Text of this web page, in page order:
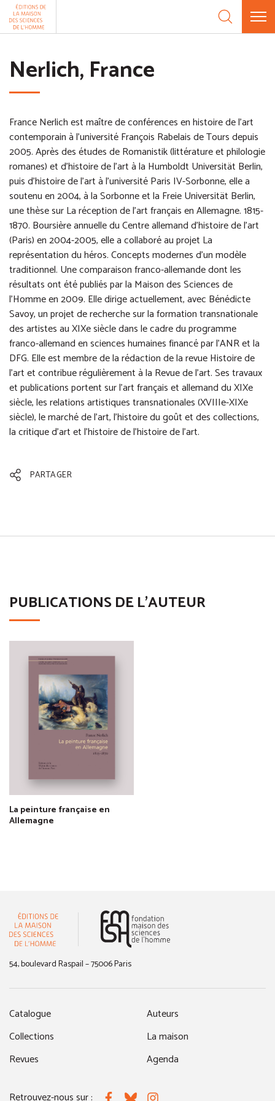
Aller au contenu
Nerlich, France
France Nerlich est maître de conférences en histoire de l'art
contemporain à l'université François Rabelais de Tours depuis
2005. Après des études de Romanistik (littérature et philologie
romanes) et d'histoire de l'art à la Humboldt Universität Berlin,
puis d'histoire de l’art à l’université Paris IV-Sorbonne, elle a
soutenu en 2004, à la Sorbonne et la Freie Universität Berlin,
une thèse sur La réception de l’art français en Allemagne. 1815-
1870. Boursière annuelle du Centre allemand d’histoire de l’art
(Paris) en 2004-2005, elle a collaboré au projet La
représentation du héros. Concepts modernes d’un modèle
traditionnel. Une comparaison franco-allemande dont les
résultats ont été publiés par la Maison des Sciences de
l’Homme en 2009. Elle dirige actuellement, avec Bénédicte
Savoy, un projet de recherche sur la formation transnationale
des artistes au XIXe siècle dans le cadre du programme
franco-allemand en sciences humaines financé par l’ANR et la
DFG. Elle est membre de la rédaction de la revue Histoire de
l’art et contribue régulièrement à la Revue de l’art. Ses travaux
et publications portent sur l’art français et allemand du XIXe
siècle, les relations artistiques transnationales (XVIIIe-XIXe
siècle), le marché de l’art, l’histoire du goût et des collections,
la critique d’art et l’histoire de l’histoire de l’art.
PARTAGER
PUBLICATIONS DE L'AUTEUR
La peinture française en
Allemagne
54, boulevard Raspail – 75006 Paris
Catalogue
Collections
Revues
Auteurs
La maison
Agenda
Panneau de gestion des cookies